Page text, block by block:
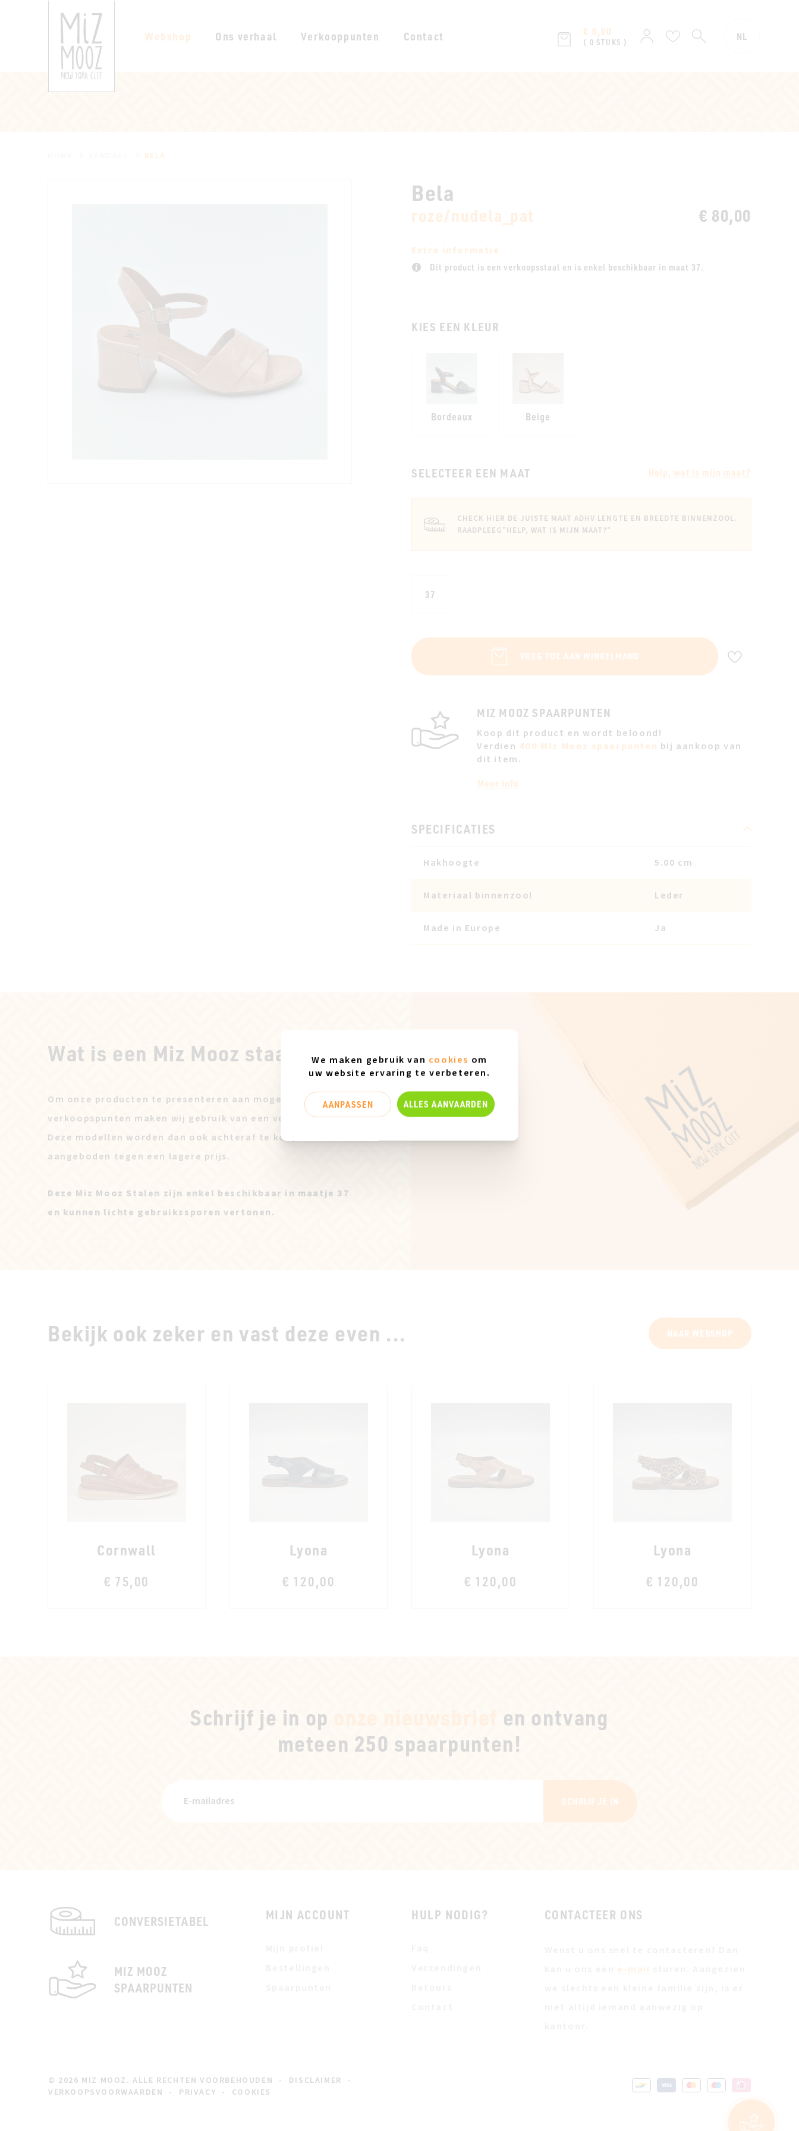
Webshop Ons verhaal Verkooppunten Contact € 0,00
( 0 STUKS )
Aanmelden
Verlanglijst
ZOEKEN NL
BELA
Bela
roze/nudela_pat € 80,00
Extra informatie
Dit product is een verkoopsstaal en is enkel beschikbaar in maat 37.
KIES EEN KLEUR
Bordeaux Beige
SELECTEER EEN MAAT Help, wat is mijn maat?
CHECK HIER DE JUISTE MAAT ADHV LENGTE EN BREEDTE BINNENZOOL.
RAADPLEEG"HELP, WAT IS MIJN MAAT?"
37
VOEG TOE AAN WINKELMAND
MIZ MOOZ SPAARPUNTEN
Koop dit product en wordt beloond!
Verdien 400 Miz Mooz spaarpunten bij aankoop van
dit item.
Meer info
SPECIFICATIES
Hakhoogte 5.00 cm
Materiaal binnenzool Leder
Made in Europe Ja
Wat is een Miz Mooz staal
Om onze producten te presenteren aan mogelijke
verkoopspunten maken wij gebruik van een verkoopstaal.
Deze modellen worden dan ook achteraf te koop
aangeboden tegen een lagere prijs.
Deze Miz Mooz Stalen zijn enkel beschikbaar in maatje 37
en kunnen lichte gebruikssporen vertonen.
Bekijk ook zeker en vast deze even ... NAAR WEBSHOP
Cornwall
€ 75,00
Lyona
€ 120,00
Lyona
€ 120,00
Lyona
€ 120,00
Schrijf je in op
en ontvang
meteen 250 spaarpunten!
SCHRIJF JE IN
CONVERSIETABEL
MIZ MOOZ
SPAARPUNTEN
MIJN ACCOUNT HULP NODIG? CONTACTEER ONS
e-mail
© 2026 MIZ MOOZ. ALLE RECHTEN VOORBEHOUDEN - DISCLAIMER
-
VERKOOPSVOORWAARDEN
- PRIVACY - COOKIES
MEER
We maken gebruik van cookies om
uw website ervaring te verbeteren.
AANPASSEN ALLES AANVAARDEN